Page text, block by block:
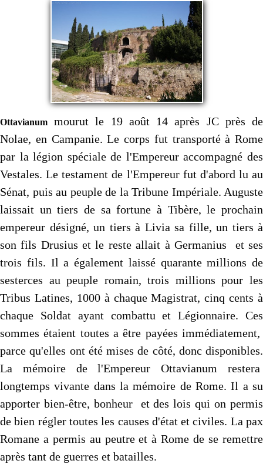
Ottavianum
mourut le 19 août 14 après JC près de
Nolae, en Campanie. Le corps fut transporté à Rome
par la légion spéciale de l'Empereur accompagné des
Vestales. Le testament de l'Empereur fut d'abord lu au
Sénat, puis au peuple de la Tribune Impériale. Auguste
laissait un tiers de sa fortune à Tibère, le prochain
empereur désigné, un tiers à Livia sa fille, un tiers à
son fils Drusius et le reste allait à Germanius et ses
trois fils. Il a également laissé quarante millions de
sesterces au peuple romain, trois millions pour les
Tribus Latines, 1000 à chaque Magistrat, cinq cents à
chaque Soldat ayant combattu et Légionnaire. Ces
sommes étaient toutes a être payées immédiatement,
parce qu'elles ont été mises de côté, donc disponibles.
La mémoire de l'Empereur Ottavianum restera
longtemps vivante dans la mémoire de Rome. Il a su
apporter bien-être, bonheur et des lois qui on permis
de bien régler toutes les causes d'état et civiles. La pax
Romane a permis au peutre et à Rome de se remettre
après tant de guerres et batailles.